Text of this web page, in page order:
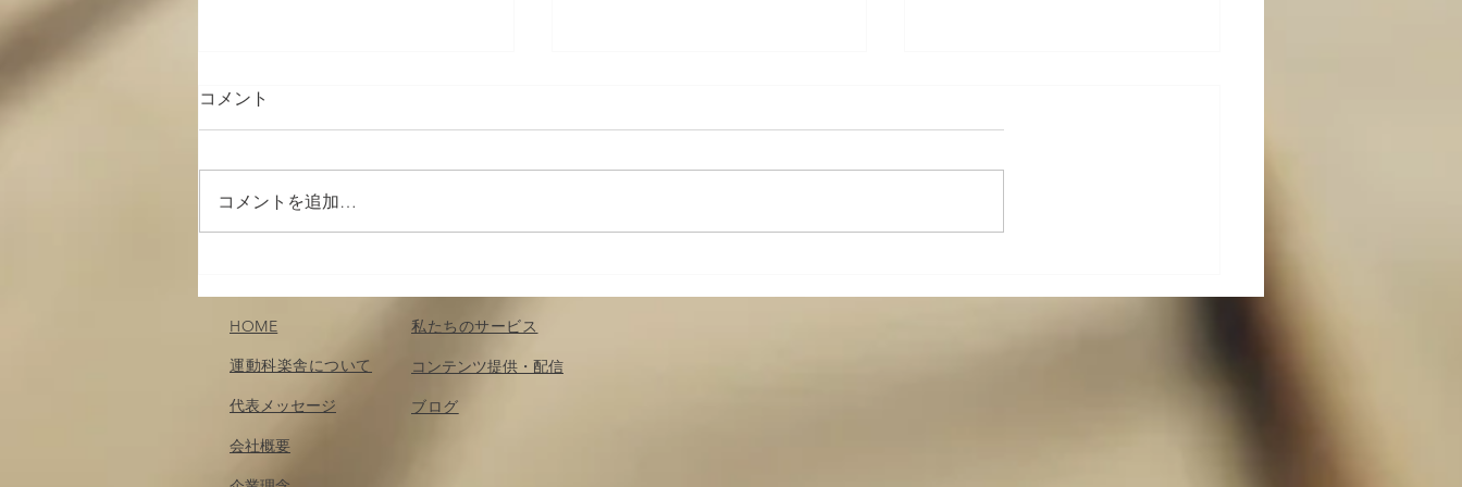
（２）；運動を企画する・記
憶する〜運動を科楽する：第
（１）；運動の前に筋の緊張
楽する：第２章（４）
コメント
コメントを追加…
HOME
運動科楽舎について
代表メッセージ
会社概要
私たちのサービス
コンテンツ​提供・配信
​ブログ